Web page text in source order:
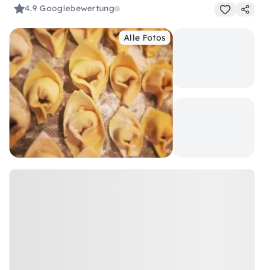
4.9Googlebewertung
Alle Fotos